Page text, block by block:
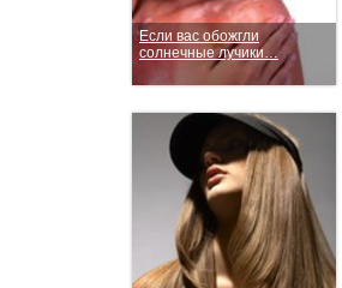
Если вас обожгли
солнечные лучики…